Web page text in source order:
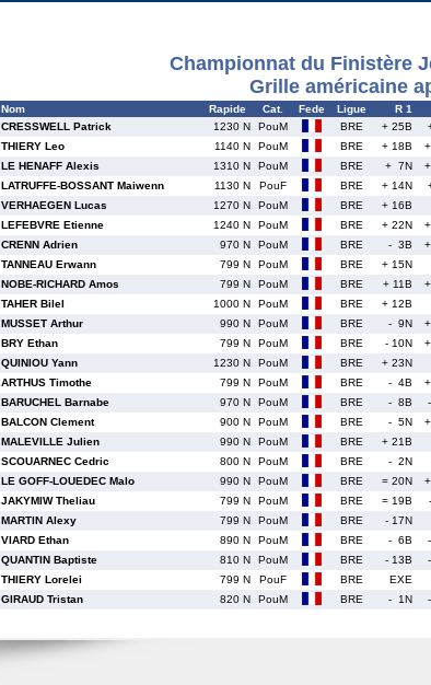
Championnat du Finistère
Grille américaine
Nom Rapide Cat. Fede Ligue R 1
CRESSWELL Patrick 1230 N PouM BRE + 25B
THIERY Leo 1140 N PouM BRE + 18B
LE HENAFF Alexis 1310 N PouM BRE + 7N
LATRUFFE-BOSSANT Maiwenn 1130 N PouF BRE + 14N
VERHAEGEN Lucas 1270 N PouM BRE + 16B
LEFEBVRE Etienne 1240 N PouM BRE + 22N
CRENN Adrien 970 N PouM BRE - 3B
TANNEAU Erwann 799 N PouM BRE + 15N
NOBE-RICHARD Amos 799 N PouM BRE + 11B
TAHER Bilel 1000 N PouM BRE + 12B
MUSSET Arthur 990 N PouM BRE - 9N
BRY Ethan 799 N PouM BRE - 10N
QUINIOU Yann 1230 N PouM BRE + 23N
ARTHUS Timothe 799 N PouM BRE - 4B
BARUCHEL Barnabe 970 N PouM BRE - 8B
BALCON Clement 900 N PouM BRE - 5N
MALEVILLE Julien 990 N PouM BRE + 21B
SCOUARNEC Cedric 800 N PouM BRE - 2N
LE GOFF-LOUEDEC Malo 990 N PouM BRE = 20N
JAKYMIW Theliau 799 N PouM BRE = 19B
MARTIN Alexy 799 N PouM BRE - 17N
VIARD Ethan 890 N PouM BRE - 6B
QUANTIN Baptiste 810 N PouM BRE - 13B
THIERY Lorelei 799 N PouF BRE EXE
GIRAUD Tristan 820 N PouM BRE - 1N